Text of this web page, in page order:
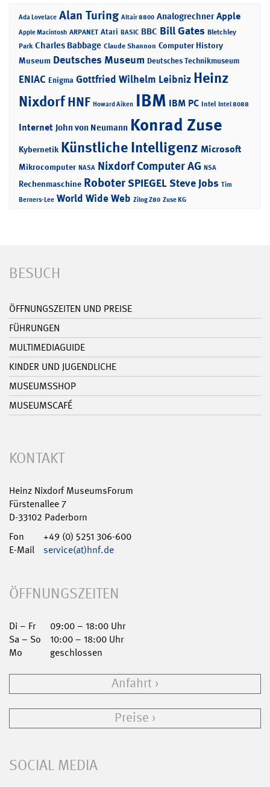
Ada Lovelace Alan Turing Altair 8800 Analogrechner Apple
Apple Macintosh ARPANET Atari BASIC BBC Bill Gates Bletchley
Park Charles Babbage Claude Shannon Computer History
Museum Deutsches Museum Deutsches Technikmuseum
ENIAC Enigma Gottfried Wilhelm Leibniz Heinz
NixdorfHNF Howard Aiken IBM IBM PC Intel Intel 8088
Internet John von Neumann Konrad Zuse
Kybernetik Künstliche Intelligenz Microsoft
Mikrocomputer NASA Nixdorf Computer AG NSA
Rechenmaschine RoboterSPIEGELSteve Jobs Tim
Berners-Lee World Wide Web Zilog Z80 Zuse KG
BESUCH
ÖFFNUNGSZEITEN UND PREISE
FÜHRUNGEN
MULTIMEDIAGUIDE
KINDER UND JUGENDLICHE
MUSEUMSSHOP
MUSEUMSCAFÉ
KONTAKT
Heinz Nixdorf MuseumsForum
Fürstenallee 7
D-33102 Paderborn
Fon
+49 (0) 5251 306-600
E-Mail
service(at)hnf.de
ÖFFNUNGSZEITEN
Di – Fr
09:00 – 18:00 Uhr
Sa – So
10:00 – 18:00 Uhr
Mo
geschlossen
Anfahrt
Preise
SOCIAL MEDIA